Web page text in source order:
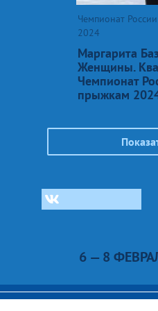
Чемпионат
2024
Маргарита
Женщины.
Чемпионат
прыжкам
6 — 8